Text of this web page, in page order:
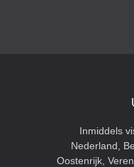
Inmiddels
Nederland,
Oostenrijk,